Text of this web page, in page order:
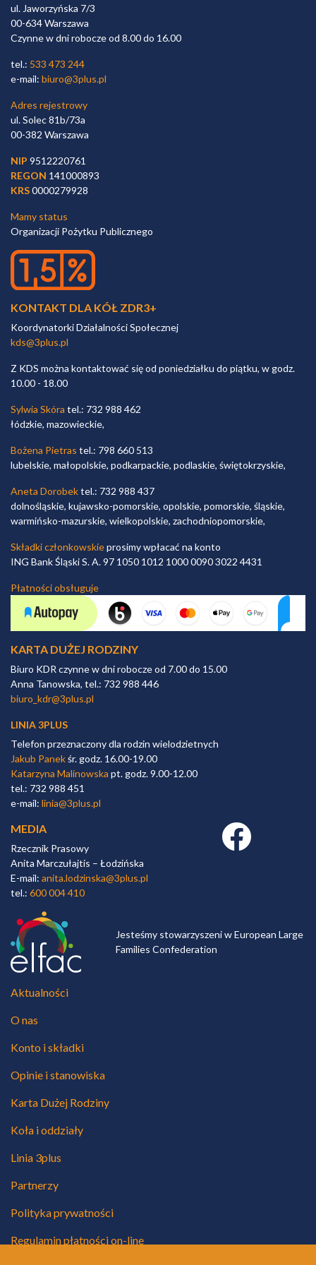
ul. Jaworzyńska 7/3
00-634 Warszawa
Czynne w dni robocze od 8.00 do 16.00
tel.: 533 473 244
e-mail: biuro@3plus.pl
Adres rejestrowy
ul. Solec 81b/73a
00-382 Warszawa
NIP 9512220761
REGON 141000893
KRS0000279928
Mamy status
Organizacji Pożytku Publicznego
KONTAKT DLA KÓŁ ZDR3+
Koordynatorki Działalności Społecznej
kds@3plus.pl
Z KDS można kontaktować się od poniedziałku do piątku, w godz.
10.00 - 18.00
Sylwia Skóra tel.: 732 988 462
łódzkie, mazowieckie,
Bożena Pietras tel.: 798 660 513
lubelskie, małopolskie, podkarpackie, podlaskie, świętokrzyskie,
Aneta Dorobektel.: 732 988 437
dolnośląskie, kujawsko-pomorskie, opolskie, pomorskie, śląskie,
warmińsko-mazurskie, wielkopolskie, zachodniopomorskie,
Składki członkowskieprosimy wpłacać na konto
ING Bank Śląski S. A. 97 1050 1012 1000 0090 3022 4431
Płatności obsługuje
KARTA DUŻEJ RODZINY
Biuro KDR czynne w dni robocze od 7.00 do 15.00
Anna Tanowska, tel.: 732 988 446
biuro_kdr@3plus.pl
LINIA 3PLUS
Telefon przeznaczony dla rodzin wielodzietnych
Jakub Panekśr. godz. 16.00-19.00
Katarzyna Malinowska pt. godz. 9.00-12.00
tel.: 732 988 451
e-mail: linia@3plus.pl
MEDIA
Rzecznik Prasowy
Anita Marczułajtis – Łodzińska
E-mail: anita.lodzinska@3plus.pl
tel.: 600 004 410
Facebook link
Jesteśmy stowarzyszeni w European Large
Families Confederation
Aktualności
O nas
Konto i składki
Opinie i stanowiska
Karta Dużej Rodziny
Koła i oddziały
Linia 3plus
Partnerzy
Polityka prywatności
Regulamin płatności on-line